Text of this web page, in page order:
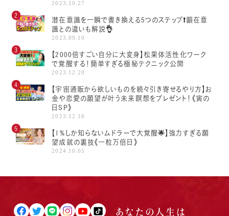
2023.10.27
潜在意識を一瞬で書き換える5つのステップ❗顕在意
識との違いも解説👌
2023.09.10
【2000倍すごい自分に大変身】松果体活性化ワーク
で覚醒する！簡単すぎる極秘テクニック公開
2023.12.20
【宇宙通販から欲しいものを続々引き寄せるやり方】お
金や恋愛の願望が叶う未来瞑想をプレゼント！《寅の
日SP》
2023.12.16
【1%しか知らないムドラーで大覚醒🌟】強力すぎる願
望成就の裏技《一粒万倍日》
2024.10.05
あなたの人生は